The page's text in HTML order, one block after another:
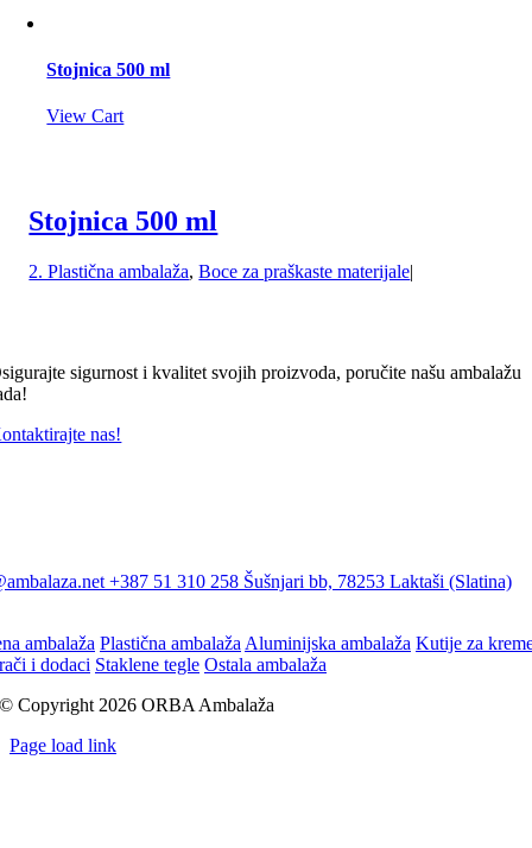
Stojnica 500 ml
View Cart
Stojnica 500 ml
2. Plastična ambalaža,Boce za praškaste materijale|
sigurnost i kvalitet svojih proizvoda, poručite našu ambalažu
nas!
+387 51 310 258 Šušnjari bb, 78253 Laktaši (Slatina)
ambalaža Plastična ambalaža Aluminijska ambalaža Kutije za
i dodaci Staklene tegle Ostala ambalaža
© Copyright 2026 ORBA Ambalaža
Page load link